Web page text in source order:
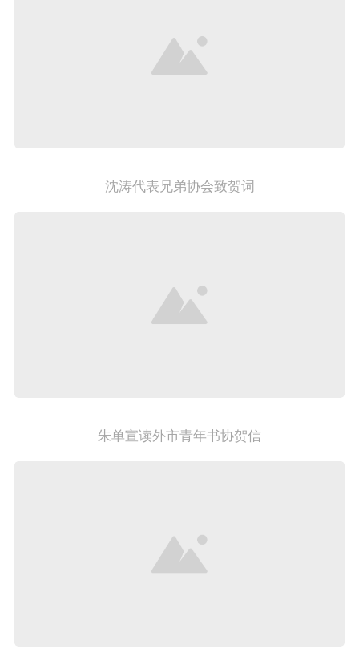
沈涛代表兄弟协会致贺词
朱单宣读外市青年书协贺信